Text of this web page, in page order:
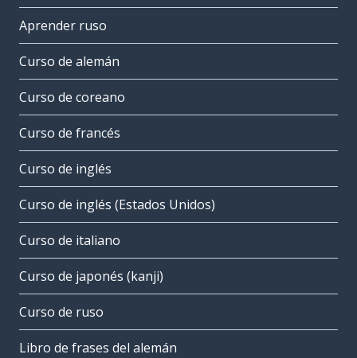
Aprender ruso
Curso de alemán
Curso de coreano
Curso de francés
Curso de inglés
Curso de inglés (Estados Unidos)
Curso de italiano
Curso de japonés (kanji)
Curso de ruso
Libro de frases del alemán